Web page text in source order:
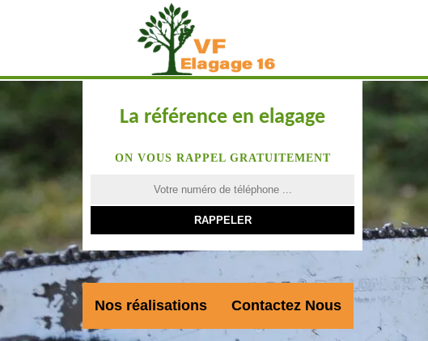
La référence en elagage
ON VOUS RAPPEL GRATUITEMENT
Nos réalisations Contactez Nous